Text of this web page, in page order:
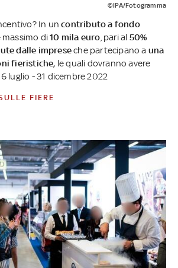
©IPA/Fotogramma
In uncontributo a fondo
massimo di10 mila euro , pari al 50%
dalle impreseche partecipano a una
fieristiche, le quali dovranno avere
luglio - 31 dicembre 2022
FIERE